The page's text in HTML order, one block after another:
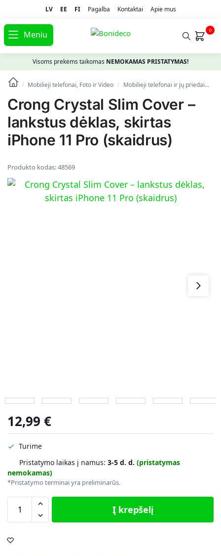
LV EE FI Pagalba Kontaktai Apie mus
Meniu 0
Visoms prekėms taikomas NEMOKAMAS PRISTATYMAS!
/ Mobilieji telefonai, Foto ir Video / Mobilieji telefonai ir jų priedai
Crong Crystal Slim Cover –
lankstus dėklas, skirtas
iPhone 11 Pro (skaidrus)
Produkto kodas:48569
12,99 €
Turime
Pristatymo laikas į namus: 3-5 d. d. (pristatymas
nemokamas)
*Pristatymo terminai yra preliminarūs.
Į krepšelį